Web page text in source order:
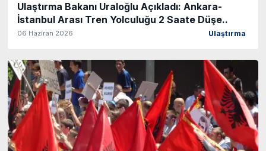
Ulaştırma Bakanı Uraloğlu Açıkladı: Ankara-
İstanbul Arası Tren Yolculuğu 2 Saate Düşe..
06 Haziran 2026 Ulaştırma